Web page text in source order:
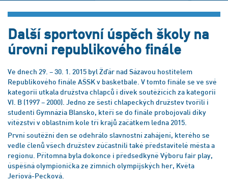
Další sportovní úspěch školy na
úrovni republikového finále
Ve dnech 29. – 30. 1. 2015 byl Žďár nad Sázavou hostitelem
Republikového finále AŠSK v basketbale. V tomto finále se ve své
kategorii utkala družstva chlapců i dívek soutěžících za kategorii
VI. B (1997 – 2000). Jedno ze šesti chlapeckých družstev tvořili i
studenti Gymnázia Blansko, kteří se do finále probojovali díky
vítězství v oblastním kole tří krajů začátkem ledna 2015.
První soutěžní den se odehrálo slavnostní zahájení, kterého se
vedle členů všech družstev zúčastnili také představitelé města a
regionu. Přítomna byla dokonce i předsedkyně Výboru fair play,
úspěšná olympionička ze zimních olympijských her, Květa
Jeriová-Pecková.